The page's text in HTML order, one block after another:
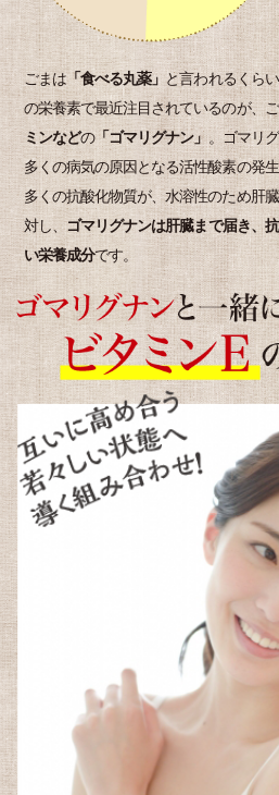
ごまは「食べる丸薬」 と言われるくら
の栄養素で最近注目されているのが、
ミンなどの「ゴマリグナン」。ゴマリ
多くの病気の原因となる活性酸素の発
多くの抗酸化物質が、水溶性のため肝
対し、ゴマリグナンは肝臓まで届き、
い栄養成分です。